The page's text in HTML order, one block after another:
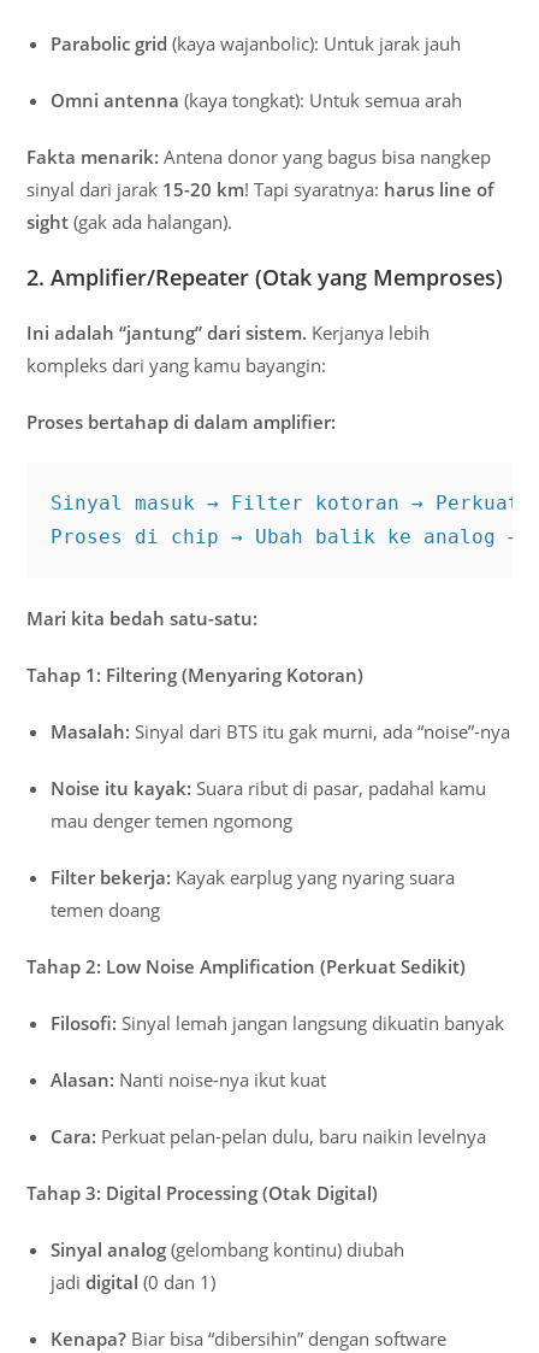
Parabolic grid (kaya wajanbolic): Untuk jarak jauh
Omni antenna (kaya tongkat): Untuk semua arah
Fakta menarik: Antena donor yang bagus bisa nangkep
sinyal dari jarak 15-20 km! Tapi syaratnya: harus line of
sight (gak ada halangan).
2. Amplifier/Repeater (Otak yang Memproses)
Ini adalah “jantung” dari sistem. Kerjanya lebih
kompleks dari yang kamu bayangin:
Proses bertahap di dalam amplifier:
Sinyal masuk → Filter kotoran →
Proses di chip → Ubah balik ke analog →
Mari kita bedah satu-satu:
Tahap 1: Filtering (Menyaring Kotoran)
Masalah: Sinyal dari BTS itu gak murni, ada “noise”-nya
Noise itu kayak: Suara ribut di pasar, padahal kamu
mau denger temen ngomong
Filter bekerja: Kayak earplug yang nyaring suara
temen doang
Tahap 2: Low Noise Amplification (Perkuat Sedikit)
Filosofi: Sinyal lemah jangan langsung dikuatin banyak
Alasan: Nanti noise-nya ikut kuat
Cara: Perkuat pelan-pelan dulu, baru naikin levelnya
Tahap 3: Digital Processing (Otak Digital)
Sinyal analog (gelombang kontinu) diubah
jadidigital (0 dan 1)
Kenapa? Biar bisa “dibersihin” dengan software